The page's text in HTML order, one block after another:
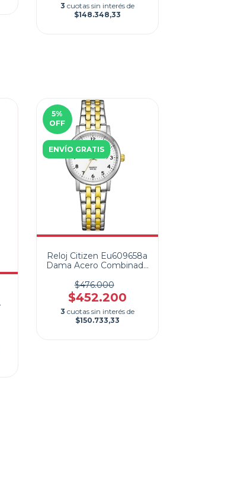
3 cuotas sin interés de
$148.348,33
5%
OFF
ENVÍO GRATIS
Reloj Citizen Eu609658a
Dama Acero Combinado
$476.000
$452.200
3 cuotas sin interés de
$150.733,33